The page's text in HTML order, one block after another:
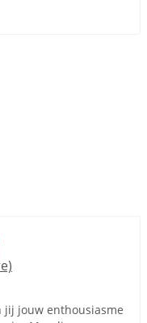
jij jouw enthousiasme